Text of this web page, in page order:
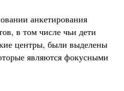
анкетирования
в том числе чьи дети
центры, были выделены
являются фокусными